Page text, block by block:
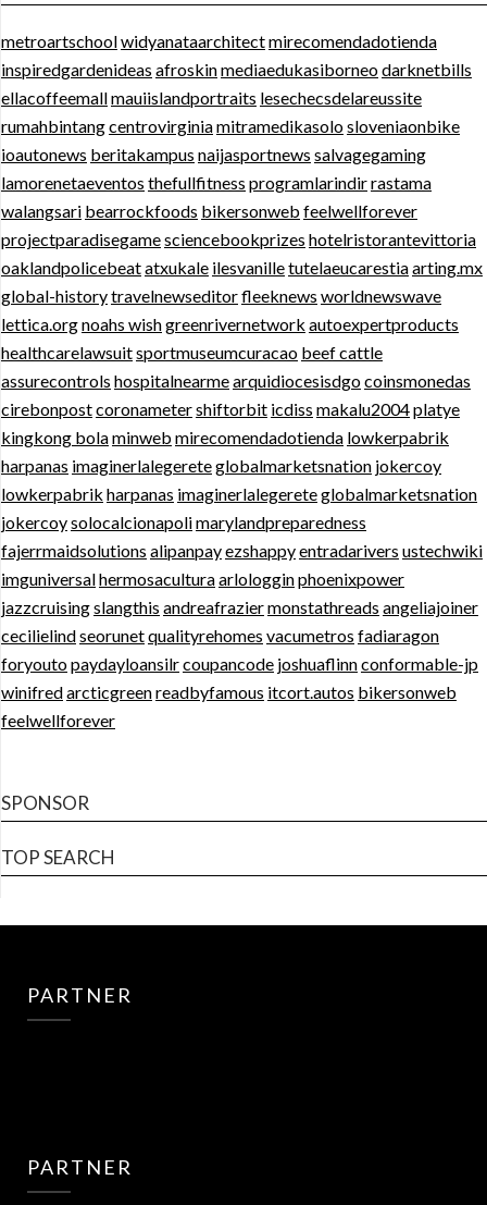
metroartschoolwidyanataarchitectmirecomendadotienda
inspiredgardenideas afroskinmediaedukasiborneodarknetbills
ellacoffeemallmauiislandportraits lesechecsdelareussite
rumahbintangcentrovirginiamitramedikasolosloveniaonbike
ioautonews beritakampus naijasportnews salvagegaming
lamorenetaeventos thefullfitness programlarindirrastama
walangsari bearrockfoods bikersonweb feelwellforever
projectparadisegamesciencebookprizes hotelristorantevittoria
oaklandpolicebeatatxukale ilesvanilletutelaeucarestiaarting.mx
global-historytravelnewseditorfleeknews worldnewswave
lettica.orgnoahs wishgreenrivernetwork autoexpertproducts
healthcarelawsuitsportmuseumcuracao beef cattle
assurecontrols hospitalnearmearquidiocesisdgocoinsmonedas
cirebonpostcoronametershiftorbit icdiss makalu2004platye
kingkong bolaminweb mirecomendadotienda lowkerpabrik
harpanas imaginerlalegereteglobalmarketsnation jokercoy
lowkerpabrik harpanas imaginerlalegereteglobalmarketsnation
jokercoysolocalcionapolimarylandpreparedness
fajerrmaidsolutions alipanpayezshappyentradarivers ustechwiki
imguniversalhermosaculturaarlologginphoenixpower
jazzcruisingslangthis andreafraziermonstathreads angeliajoiner
cecilielindseorunetqualityrehomes vacumetros fadiaragon
foryoutopaydayloansilrcoupancode joshuaflinnconformable-jp
winifredarcticgreenreadbyfamous itcort.autos bikersonweb
feelwellforever
SPONSOR
TOP SEARCH
PARTNER
PARTNER